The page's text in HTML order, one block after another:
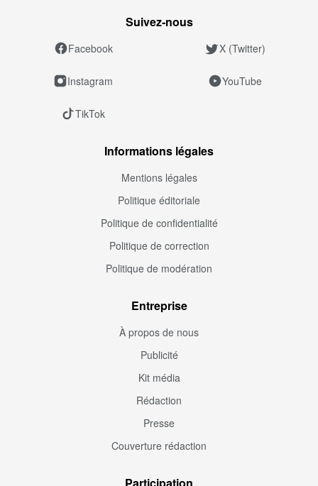
Suivez‑nous
Facebook X (Twitter)
Instagram YouTube
TikTok
Informations légales
Mentions légales
Politique éditoriale
Politique de confidentialité
Politique de correction
Politique de modération
Entreprise
À propos de nous
Publicité
Kit média
Rédaction
Presse
Couverture rédaction